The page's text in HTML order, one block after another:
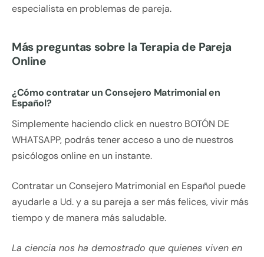
especialista en problemas de pareja.
Más preguntas sobre la Terapia de Pareja
Online
¿Cómo contratar un Consejero Matrimonial en
Español?
Simplemente haciendo click en nuestro BOTÓN DE
WHATSAPP, podrás tener acceso a uno de nuestros
psicólogos online en un instante.
Contratar un Consejero Matrimonial en Español puede
ayudarle a Ud. y a su pareja a ser más felices, vivir más
tiempo y de manera más saludable.
La ciencia nos ha demostrado que quienes viven en